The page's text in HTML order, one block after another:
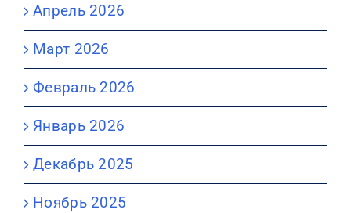
Апрель 2026
Март 2026
Февраль 2026
Январь 2026
Декабрь 2025
Ноябрь 2025